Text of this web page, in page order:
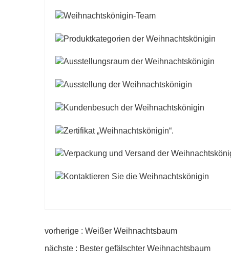
vorherige : Weißer Weihnachtsbaum
nächste : Bester gefälschter Weihnachtsbaum